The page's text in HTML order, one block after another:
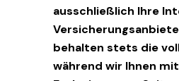
ausschließlich Ihre
behalten stets die
während wir Ihnen